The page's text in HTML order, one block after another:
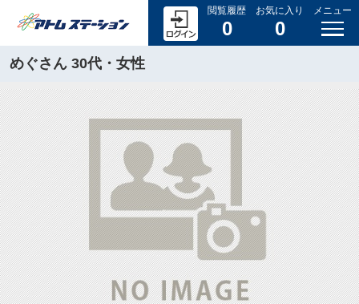
閲覧履歴
0
お気に入り
0
メニュー
めぐさん 30代・女性